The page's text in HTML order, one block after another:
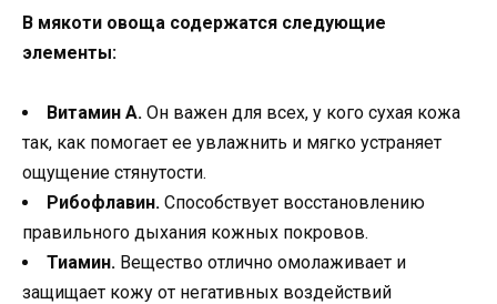
В мякоти овоща содержатся следующие
элементы:
Витамин А. Он важен для всех, у кого сухая кожа
так, как помогает ее увлажнить и мягко устраняет
ощущение стянутости.
Рибофлавин. Способствует восстановлению
правильного дыхания кожных покровов.
Тиамин. Вещество отлично омолаживает и
защищает кожу от негативных воздействий